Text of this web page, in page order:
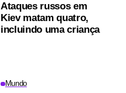
Ataques russos em
Kiev matam quatro,
incluindo uma criança
Mundo